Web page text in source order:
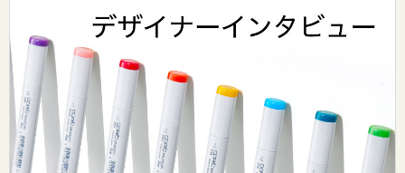
Tooグループ
リクルート
Tooグループのご案内
お問い合わせ：
dsurf-info@too.co.jp